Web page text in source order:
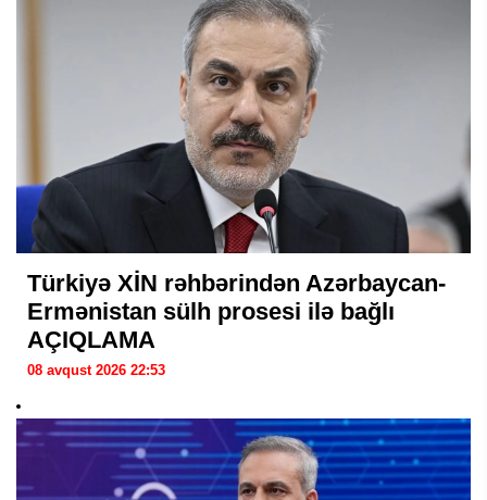
Türkiyə XİN rəhbərindən Azərbaycan-
Ermənistan sülh prosesi ilə bağlı
AÇIQLAMA
08 avqust 2026 22:53